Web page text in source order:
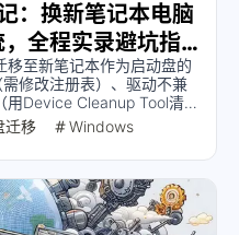
：换新笔记本电脑
全程实录避坑指
至新笔记本作为启动盘的
修改注册表）、驱动不兼
用Device Cleanup Tool清
免重装系统迁移，但建议
稳定体验。
迁移 Windows